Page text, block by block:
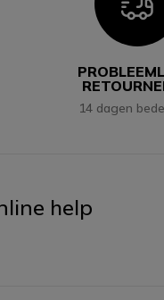
14 dagen
help